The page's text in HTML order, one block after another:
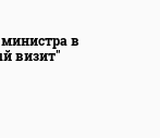
в
визит"